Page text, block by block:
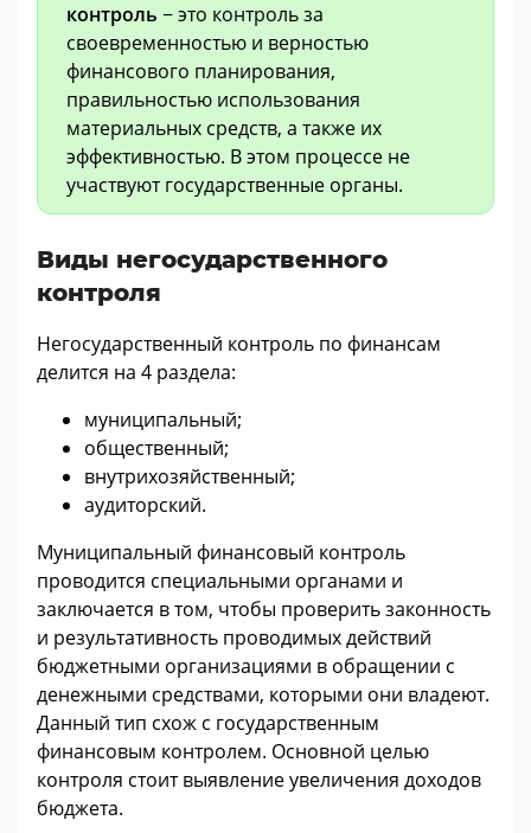
контроль − это контроль за
своевременностью и верностью
финансового планирования,
правильностью использования
материальных средств, а также их
эффективностью. В этом процессе не
участвуют государственные органы.
Виды негосударственного
контроля
Негосударственный контроль по финансам
делится на 4 раздела:
муниципальный;
общественный;
внутрихозяйственный;
аудиторский.
Муниципальный финансовый контроль
проводится специальными органами и
заключается в том, чтобы проверить законность
и результативность проводимых действий
бюджетными организациями в обращении с
денежными средствами, которыми они владеют.
Данный тип схож с государственным
финансовым контролем. Основной целью
контроля стоит выявление увеличения доходов
бюджета.